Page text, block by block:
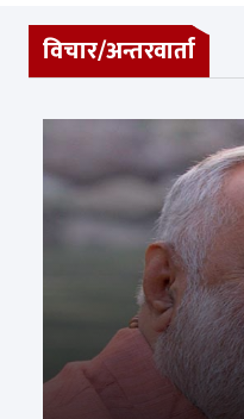
विचार/अन्तरवार्ता